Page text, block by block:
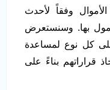
وفقاً لأحدث
بها. وسنستعرض
على كل نوع لمساعدة
قراراتهم بناءً على